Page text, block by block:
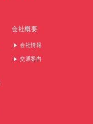
会社概要
会社情報
交通案内